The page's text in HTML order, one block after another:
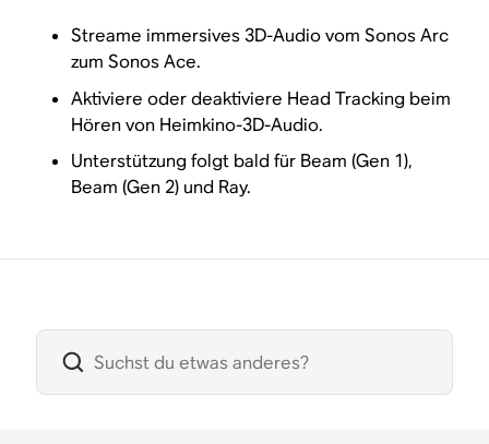
Streame immersives 3D-Audio vom Sonos Arc
zum Sonos Ace.
Aktiviere oder deaktiviere Head Tracking beim
Hören von Heimkino-3D-Audio.
Unterstützung folgt bald für Beam (Gen 1),
Beam (Gen 2) und Ray.